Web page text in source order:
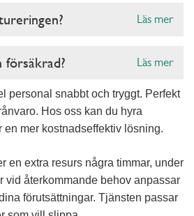
personal snabbt och tryggt. Perfekt
Hos oss kan du hyra
en mer kostnadseffektiv lösning.
en extra resurs några timmar, under
vid återkommande behov anpassar
förutsättningar. Tjänsten passar
Läs mer
Läs mer